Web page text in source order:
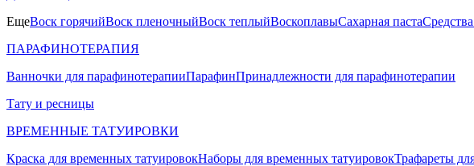
ЕщеВоск горячийВоск пленочныйВоск теплыйВоскоплавыСахарная паста
ПАРАФИНОТЕРАПИЯ
Ванночки для парафинотерапииПарафинПринадлежности для парафинотерапии
Тату и ресницы
ВРЕМЕННЫЕ ТАТУИРОВКИ
Краска для временных татуировокНаборы для временных татуировокТрафареты